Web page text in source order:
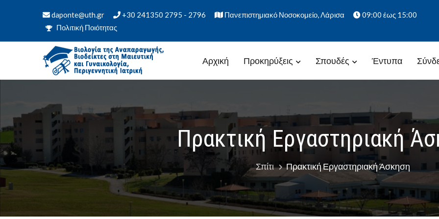
περιεχόμενο
daponte@uth.gr +30 241350 2795 - 2796 Πανεπιστημιακό Νοσοκομείο, Λάρισα
09:00 έως 15:00
Πολιτική Ποιότητας
ΠΜΣ Βιολογία της Αναπαραγωγής – Βιοδείκτες στη
Περιγεννητική Ιατρική
Τμήμα Ιατρικής – Πανεπιστήμιο Θεσσαλίας
Αρχική Προκηρύξεις Σπουδές Έντυπα
Πρακτική Εργαστηριακή
Σπίτι Πρακτική Εργαστηριακή Άσκηση